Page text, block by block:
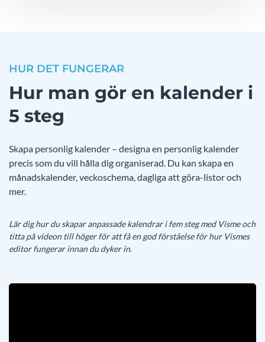
HUR DET FUNGERAR
Hur man gör en kalender i
5 steg
Skapa personlig kalender – designa en personlig kalender
precis som du vill hålla dig organiserad. Du kan skapa en
månadskalender, veckoschema, dagliga att göra-listor och
mer.
Lär dig hur du skapar anpassade kalendrar i fem steg med Visme och
titta på videon till höger för att få en god förståelse för hur Vismes
editor fungerar innan du dyker in.